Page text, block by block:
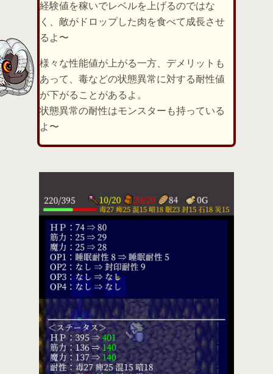
経験値を稼いでレベルを上げるのではな
く、敵がドロップした肉を食べて成長させ
るよ〜
様々な性能値が上がる一方、デメリットも
あって、毒などの状態異常に対する耐性値
が下がることがあるよ。
状態異常の耐性はモンスターも持っている
よ〜